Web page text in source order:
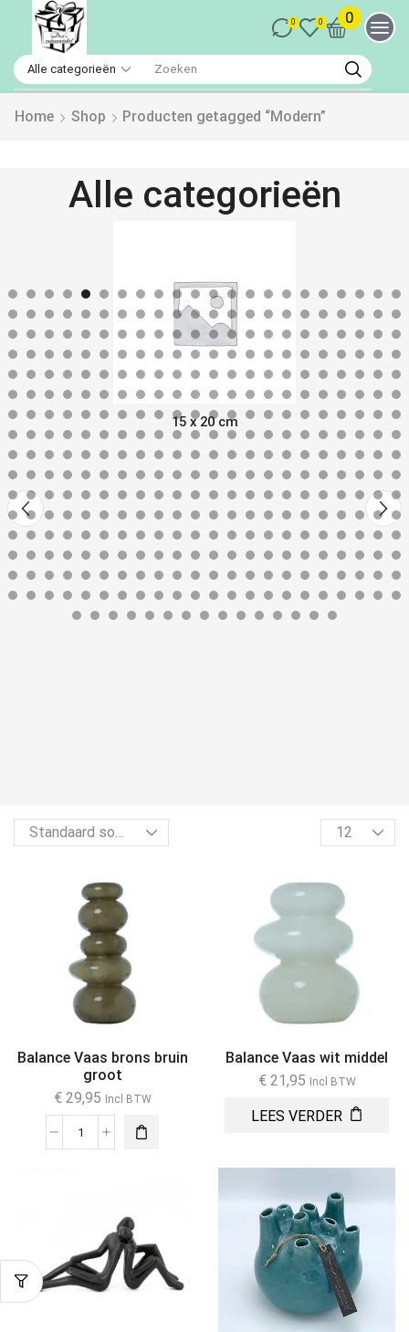
0 0 0
Home Shop Producten getagged “Modern”
Alle categorieën
15 x 20 cm
Balance Vaas brons bruin
groot
€29,95 Incl BTW
Balance Vaas wit middel
€21,95 Incl BTW
LEES VERDER